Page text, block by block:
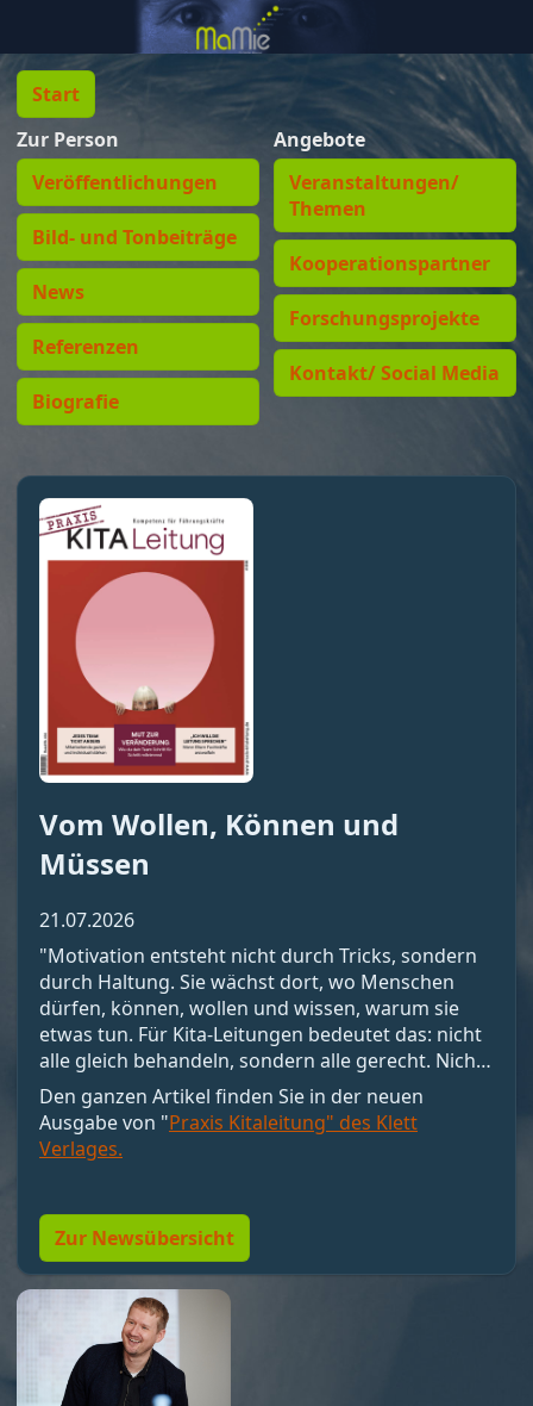
Start
Zur Person
Veröffentlichungen
Bild- und Tonbeiträge
News
Referenzen
Biografie
Angebote
Veranstaltungen/
Themen
Kooperationspartner
Forschungsprojekte
Kontakt/ Social Media
Vom Wollen, Können und
Müssen
21.07.2026
"Motivation entsteht nicht durch Tricks, sondern
durch Haltung. Sie wächst dort, wo Menschen
dürfen, können, wollen und wissen, warum sie
etwas tun. Für Kita-Leitungen bedeutet das: nicht
alle gleich behandeln, sondern alle gerecht. Nicht
motivieren, sondern Bedingungen schaffen, unter
denen Motivation entstehen kann. Nicht loben,
sondern Resonanz geben. Und vor allem:
Menschen so führen, dass sie wollen dürfen."
Den ganzen Artikel finden Sie in der neuen
Ausgabe von "Praxis Kitaleitung" des Klett
Verlages.
Zur Newsübersicht